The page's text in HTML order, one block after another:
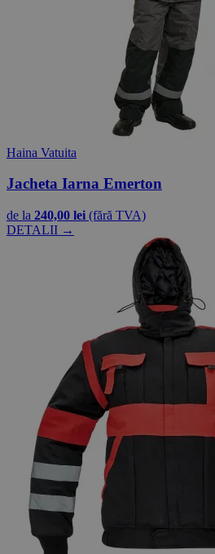
Haina Vatuita
Jacheta Iarna Emerton
de la 240,00 lei (fără TVA)
DETALII →